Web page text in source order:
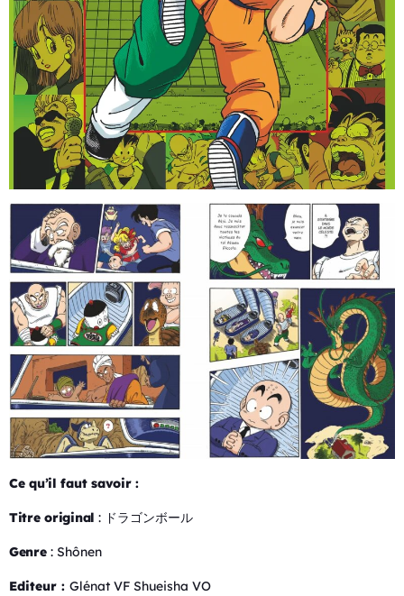
Ce qu’il faut savoir :
Titre original : ドラゴンボール
Genre: Shônen
Editeur : Glénat VF Shueisha VO